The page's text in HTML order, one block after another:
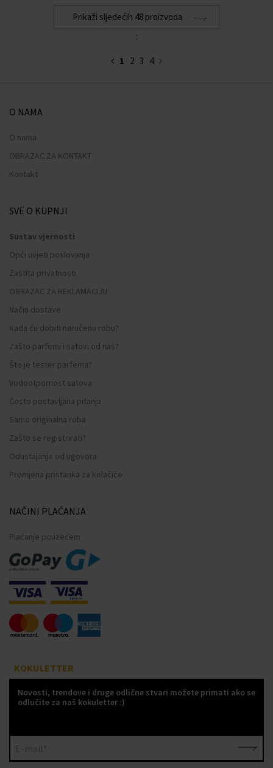
Prikaži sljedećih 48 proizvoda
:
1 2 3 4
O NAMA
O nama
OBRAZAC ZA KONTAKT
Kontakt
SVE O KUPNJI
Sustav vjernosti
Opći uvjeti poslovanja
Zaštita privatnosti
OBRAZAC ZA REKLAMACIJU
Način dostave
Kada ću dobiti naručenu robu?
Zašto parfemi i satovi od nas?
Što je tester parfema?
Vodootpornost satova
Često postavljana pitanja
Samo originalna roba
Zašto se registrirati?
Odustajanje od ugovora
Promjena pristanka za kolačiće
NAČINI PLAĆANJA
Plaćanje pouzećem
KOKULETTER
Novosti, trendove i druge odlične stvari možete primati ako se
odlučite za naš kokuletter :)